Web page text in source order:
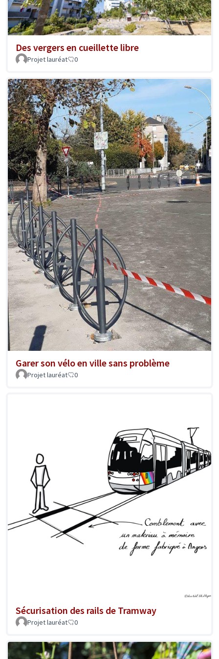
Des vergers en cueillette libre
Projet lauréat 0
Garer son vélo en ville sans problème
Projet lauréat 0
Sécurisation des rails de Tramway
Projet lauréat 0